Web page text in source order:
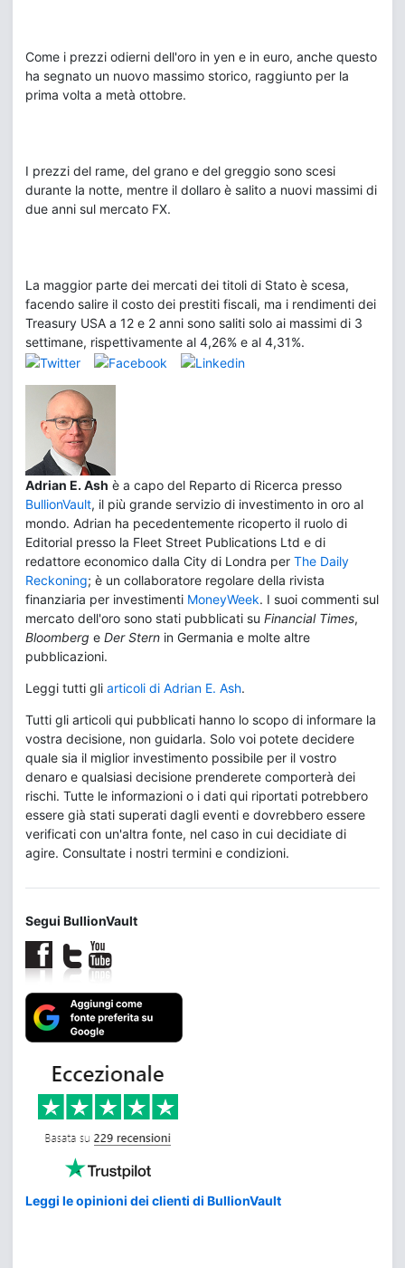
Come i prezzi odierni dell'oro in yen e in euro, anche questo
ha segnato un nuovo massimo storico, raggiunto per la
prima volta a metà ottobre.
I prezzi del rame, del grano e del greggio sono scesi
durante la notte, mentre il dollaro è salito a nuovi massimi di
due anni sul mercato FX.
La maggior parte dei mercati dei titoli di Stato è scesa,
facendo salire il costo dei prestiti fiscali, ma i rendimenti dei
Treasury USA a 12 e 2 anni sono saliti solo ai massimi di 3
settimane, rispettivamente al 4,26% e al 4,31%.
Adrian E. Ash è a capo del Reparto di Ricerca presso
BullionVault, il più grande servizio di investimento in oro al
mondo. Adrian ha pecedentemente ricoperto il ruolo di
Editorial presso la Fleet Street Publications Ltd e di
redattore economico dalla City di Londra per The Daily
Reckoning; è un collaboratore regolare della rivista
finanziaria per investimenti MoneyWeek. I suoi commenti sul
mercato dell'oro sono stati pubblicati su Financial Times,
Bloomberg e Der Stern in Germania e molte altre
pubblicazioni.
Leggi tutti gli articoli di Adrian E. Ash.
Tutti gli articoli qui pubblicati hanno lo scopo di informare la
vostra decisione, non guidarla. Solo voi potete decidere
quale sia il miglior investimento possibile per il vostro
denaro e qualsiasi decisione prenderete comporterà dei
rischi. Tutte le informazioni o i dati qui riportati potrebbero
essere già stati superati dagli eventi e dovrebbero essere
verificati con un'altra fonte, nel caso in cui decidiate di
agire. Consultate i nostri termini e condizioni.
Segui BullionVault
Leggi le opinioni dei clienti di BullionVault